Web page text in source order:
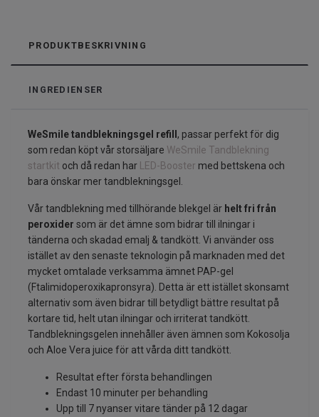
PRODUKTBESKRIVNING
INGREDIENSER
WeSmile tandblekningsgel refill , passar perfekt för dig
som redan köpt vår storsäljare WeSmile Tandblekning
startkit och då redan har LED-Booster med bettskena och
bara önskar mer tandblekningsgel.
Vår tandblekning med tillhörande blekgel är helt fri från
peroxider som är det ämne som bidrar till ilningar i
tänderna och skadad emalj & tandkött. Vi använder oss
istället av den senaste teknologin på marknaden med det
mycket omtalade verksamma ämnet PAP-gel
(Ftalimidoperoxikapronsyra). Detta är ett istället skonsamt
alternativ som även bidrar till betydligt bättre resultat på
kortare tid, helt utan ilningar och irriterat tandkött.
Tandblekningsgelen innehåller även ämnen som Kokosolja
och Aloe Vera juice för att vårda ditt tandkött.
Resultat efter första behandlingen
Endast 10 minuter per behandling
Upp till 7 nyanser vitare tänder på 12 dagar